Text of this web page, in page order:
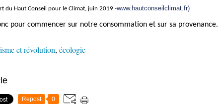
du Haut Conseil pour le Climat, juin 2019 -www.hautconseilclimat.fr)
pour commencer sur notre consommation et sur sa provenance.
et révolution, écologie
Repost 0